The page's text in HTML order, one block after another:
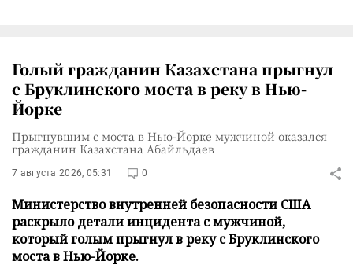
Голый гражданин Казахстана прыгнул
с Бруклинского моста в реку в Нью-
Йорке
Прыгнувшим с моста в Нью-Йорке мужчиной оказался
гражданин Казахстана Абайльдаев
7 августа 2026, 05:31 0
Министерство внутренней безопасности США
раскрыло детали инцидента с мужчиной,
который голым прыгнул в реку с Бруклинского
моста в Нью-Йорке.